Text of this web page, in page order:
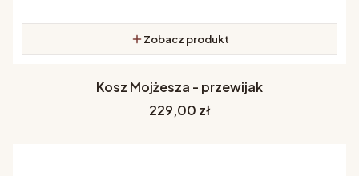
Zobacz produkt
Kosz Mojżesza - przewijak
Cena
229,00 zł